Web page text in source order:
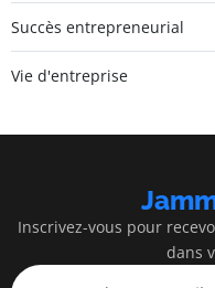
Succès entrepreneurial
Vie d'entreprise
Inscrivez-vous pour
dans